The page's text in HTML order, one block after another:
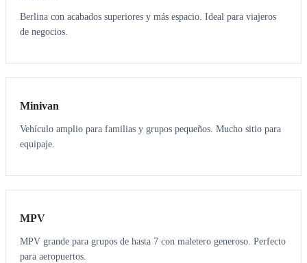
Berlina con acabados superiores y más espacio. Ideal para viajeros
de negocios.
6 5
Minivan
Vehículo amplio para familias y grupos pequeños. Mucho sitio para
equipaje.
7 7
MPV
MPV grande para grupos de hasta 7 con maletero generoso. Perfecto
para aeropuertos.